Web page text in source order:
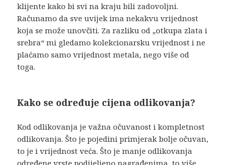
klijente kako bi svi na kraju bili zadovoljni.
Računamo da sve uvijek ima nekakvu vrijednost
koja se može unovčiti. Za razliku od „otkupa zlata i
srebra“ mi gledamo kolekcionarsku vrijednost i ne
plaćamo samo vrijednost metala, nego više od
toga.
Kako se određuje cijena odlikovanja?
Kod odlikovanja je važna očuvanost i kompletnost
odlikovanja. Što je pojedini primjerak bolje očuvan,
to je i vrijednost veća. Što je manje odlikovanja